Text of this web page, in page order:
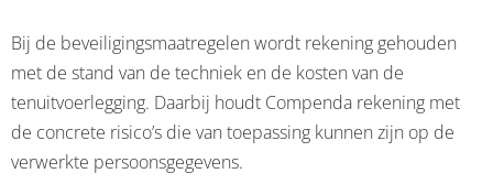
Bij de beveiligingsmaatregelen wordt rekening gehouden
met de stand van de techniek en de kosten van de
tenuitvoerlegging. Daarbij houdt Compenda rekening met
de concrete risico’s die van toepassing kunnen zijn op de
verwerkte persoonsgegevens.